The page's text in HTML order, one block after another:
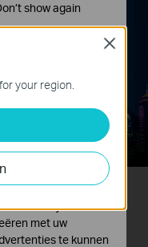
wifi
your region.
Close
show again
werking van de
uw
en zo de
passen en te
website worden
waar wij mee
met uw
te kunnen